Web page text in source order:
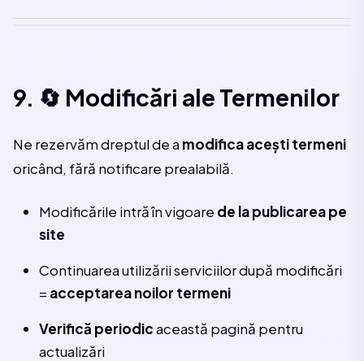
9. 🔄 Modificări ale Termenilor
Ne rezervăm dreptul de a modifica acești termeni
oricând, fără notificare prealabilă.
Modificările intră în vigoare de la publicarea pe
site
Continuarea utilizării serviciilor după modificări
= acceptarea noilor termeni
Verifică periodicaceastă pagină pentru
actualizări